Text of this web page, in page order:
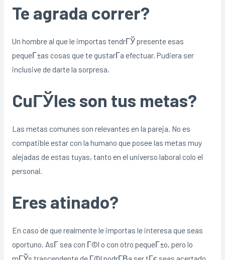
Te agrada correr?
Un hombre al que le importas tendrГЎ presente esas
pequeГ±as cosas que te gustarГ­a efectuar. Pudiera ser
inclusive de darte la sorpresa.
CuГЎles son tus metas?
Las metas comunes son relevantes en la pareja. No es
compatible estar con la humano que posee las metas muy
alejadas de estas tuyas, tanto en el universo laboral colo el
personal.
Eres atinado?
En caso de que realmente le importas le interesa que seas
oportuno. AsГ­ sea con Г©l o con otro pequeГ±o, pero lo